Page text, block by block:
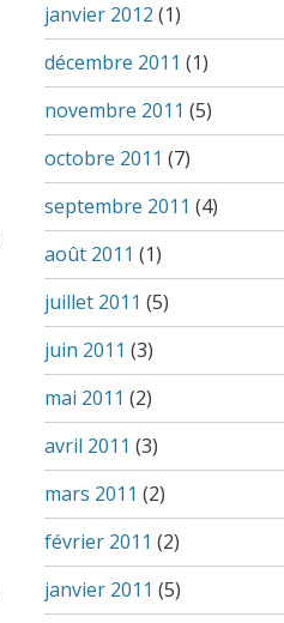
janvier 2012 (1)
décembre 2011 (1)
novembre 2011 (5)
octobre 2011 (7)
septembre 2011 (4)
août 2011 (1)
juillet 2011 (5)
juin 2011 (3)
mai 2011 (2)
avril 2011 (3)
mars 2011 (2)
février 2011 (2)
janvier 2011 (5)